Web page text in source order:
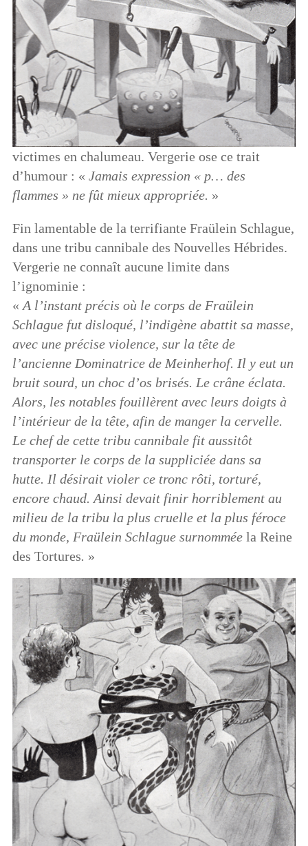
victimes en chalumeau. Vergerie ose ce trait
d’humour : « Jamais expression « p… des
flammes » ne fût mieux appropriée. »
Fin lamentable de la terrifiante Fraülein Schlague,
dans une tribu cannibale des Nouvelles Hébrides.
Vergerie ne connaît aucune limite dans
l’ignominie :
« A l’instant précis où le corps de Fraülein
Schlague fut disloqué, l’indigène abattit sa masse,
avec une précise violence, sur la tête de
l’ancienne Dominatrice de Meinherhof. Il y eut un
bruit sourd, un choc d’os brisés. Le crâne éclata.
Alors, les notables fouillèrent avec leurs doigts à
l’intérieur de la tête, afin de manger la cervelle.
Le chef de cette tribu cannibale fit aussitôt
transporter le corps de la suppliciée dans sa
hutte. Il désirait violer ce tronc rôti, torturé,
encore chaud. Ainsi devait finir horriblement au
milieu de la tribu la plus cruelle et la plus féroce
du monde, Fraülein Schlague surnommée la Reine
des Tortures. »